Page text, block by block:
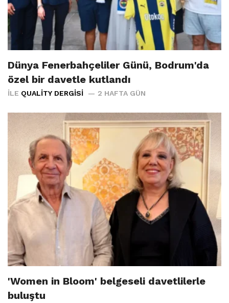
Dünya Fenerbahçeliler Günü, Bodrum'da
özel bir davetle kutlandı
İLE QUALITY DERGISI 2 HAFTA GÜN
'Women in Bloom' belgeseli davetlilerle
buluştu